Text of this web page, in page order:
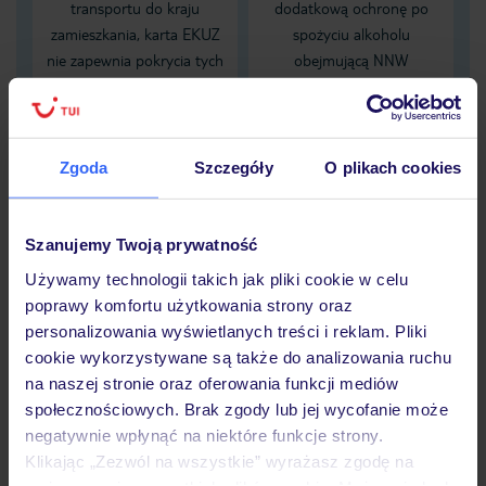
Zgoda Szczegóły O plikach cookies
Szanujemy Twoją prywatność
Używamy technologii takich jak pliki cookie w celu
poprawy komfortu użytkowania strony oraz
personalizowania wyświetlanych treści i reklam. Pliki
cookie wykorzystywane są także do analizowania ruchu
na naszej stronie oraz oferowania funkcji mediów
społecznościowych. Brak zgody lub jej wycofanie może
negatywnie wpłynąć na niektóre funkcje strony.
Klikając „Zezwól na wszystkie” wyrażasz zgodę na
transportu do kraju
zamieszkania, karta EKUZ
nie zapewnia pokrycia tych
dodatkową ochronę po
spożyciu alkoholu
obejmującą NNW
alkoholu
Dane Mondial Assistance
wariantów ochrony »
Dlaczego warto wybrać TUI?